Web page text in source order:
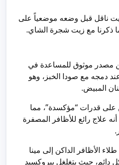
ناقل قبل وضعه موضعياً على
ذكرنا مع زيت شجرة الشاي.
مصدر موثوق للمساعدة في
دمجه مع صودا الخبز، وهو
المبيض.
على قدرات “مؤكسدة”، مما
أنه علاج رائع للأظافر المصفرة
الأظافر الداكن إلى مينا
دائم، حيث يتغلغل بيروكسيد